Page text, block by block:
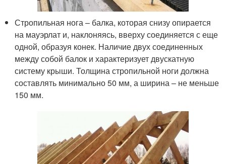
Стропильная нога – балка, которая снизу опирается
на мауэрлат и, наклоняясь, вверху соединяется с еще
одной, образуя конек. Наличие двух соединенных
между собой балок и характеризует двускатную
систему крыши. Толщина стропильной ноги должна
составлять минимально 50 мм, а ширина – не меньше
150 мм.